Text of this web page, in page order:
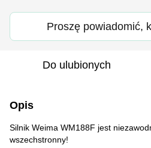
Proszę powiadomić,
Do ulubionych
Opis
Silnik Weima WM188F jest
wszechstronny!